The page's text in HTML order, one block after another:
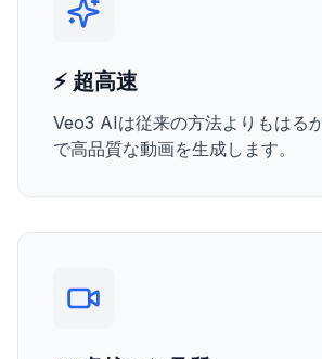
⚡ 超高速
Veo3 AIは従来の方法よりもはる
で高品質な動画を生成します。